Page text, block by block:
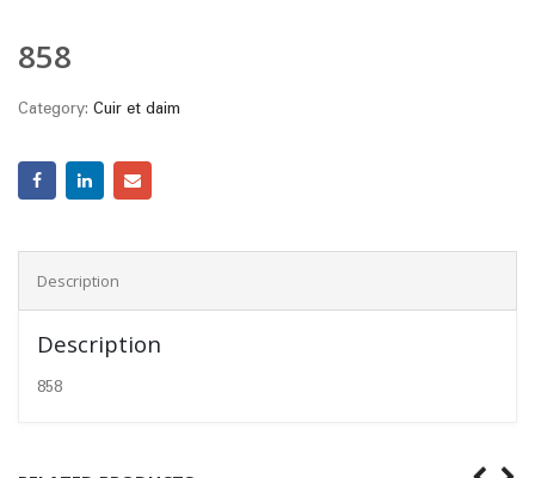
858
Category: Cuir et daim
Description
Description
858